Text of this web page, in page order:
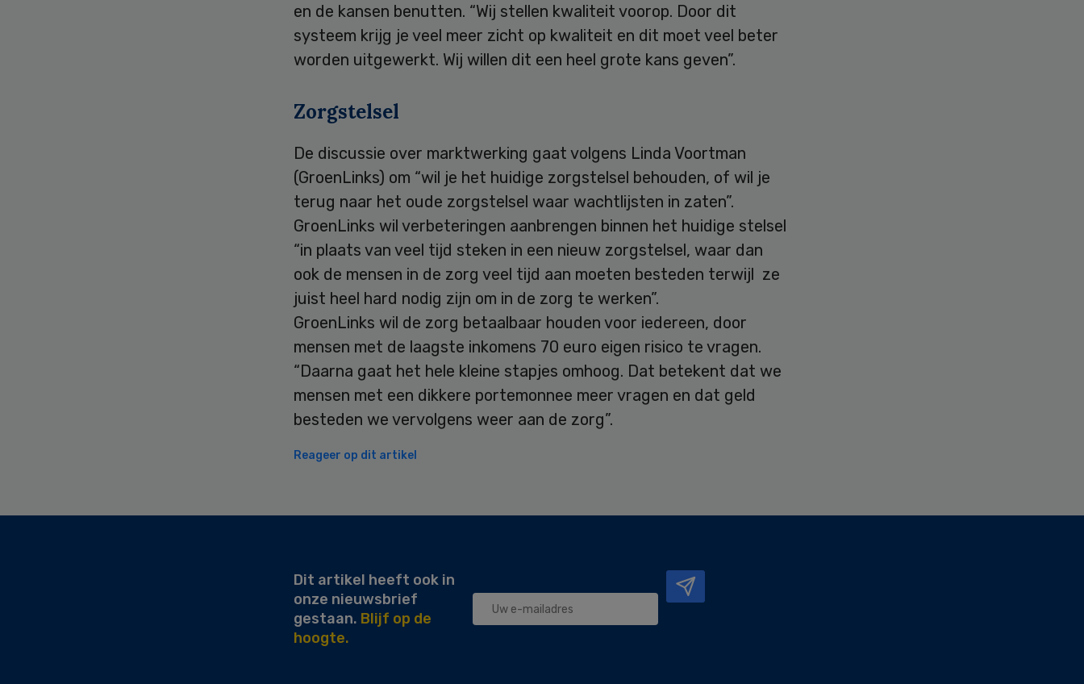
en de kansen benutten. “Wij stellen kwaliteit voorop. Door dit
systeem krijg je veel meer zicht op kwaliteit en dit moet veel beter
worden uitgewerkt. Wij willen dit een heel grote kans geven”.
Zorgstelsel
De discussie over marktwerking gaat volgens Linda Voortman
(GroenLinks) om “wil je het huidige zorgstelsel behouden, of wil je
terug naar het oude zorgstelsel waar wachtlijsten in zaten”.
GroenLinks wil verbeteringen aanbrengen binnen het huidige stelsel
“in plaats van veel tijd steken in een nieuw zorgstelsel, waar dan
ook de mensen in de zorg veel tijd aan moeten besteden terwijl ze
juist heel hard nodig zijn om in de zorg te werken”.
GroenLinks wil de zorg betaalbaar houden voor iedereen, door
mensen met de laagste inkomens 70 euro eigen risico te vragen.
“Daarna gaat het hele kleine stapjes omhoog. Dat betekent dat we
mensen met een dikkere portemonnee meer vragen en dat geld
besteden we vervolgens weer aan de zorg”.
Reageer op dit artikel
Secondary
Dit artikel heeft ook in
onze nieuwsbrief
gestaan. Blijf op de
hoogte.